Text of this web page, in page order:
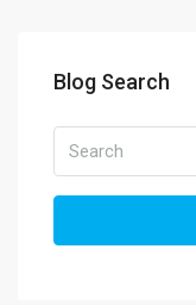
Blog Search